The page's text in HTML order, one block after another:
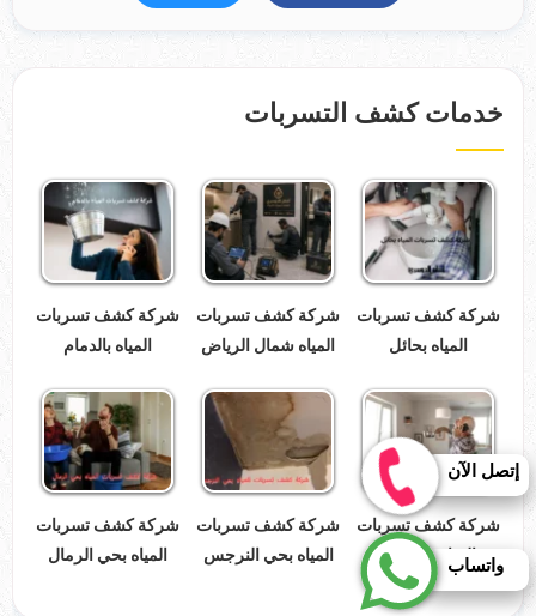
خدمات كشف التسربات
شركة كشف تسربات
المياه بحائل
شركة كشف تسربات
المياه شمال الرياض
شركة كشف تسربات
المياه بالدمام
شركة كشف تسربات
المياه بالدرعية
شركة كشف تسربات
المياه بحي النرجس
شركة كشف تسربات
المياه بحي الرمال
واتساب
إتصل الآن